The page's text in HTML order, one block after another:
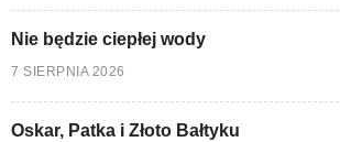
Nie będzie ciepłej wody
7 SIERPNIA 2026
Oskar, Patka i Złoto Bałtyku